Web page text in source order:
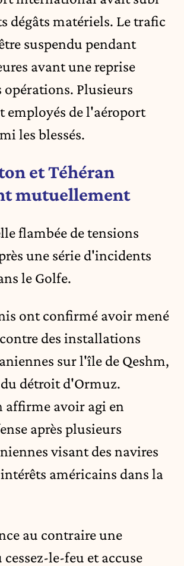
dégâts matériels. Le trafic
suspendu pendant
avant une reprise
opérations. Plusieurs
employés de l'aéroport
les blessés.
et Téhéran
mutuellement
flambée de tensions
une série d'incidents
le Golfe.
ont confirmé avoir mené
des installations
sur l'île de Qeshm,
détroit d'Ormuz.
affirme avoir agi en
après plusieurs
visant des navires
américains dans la
au contraire une
le-feu et accuse